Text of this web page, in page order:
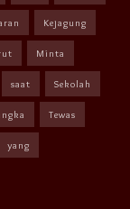
Kejagung
Minta
saat Sekolah
Tewas
yang